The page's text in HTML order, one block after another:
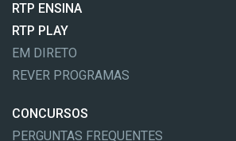
RTP ENSINA
RTP PLAY
EM DIRETO
REVER PROGRAMAS
CONCURSOS
PERGUNTAS FREQUENTES